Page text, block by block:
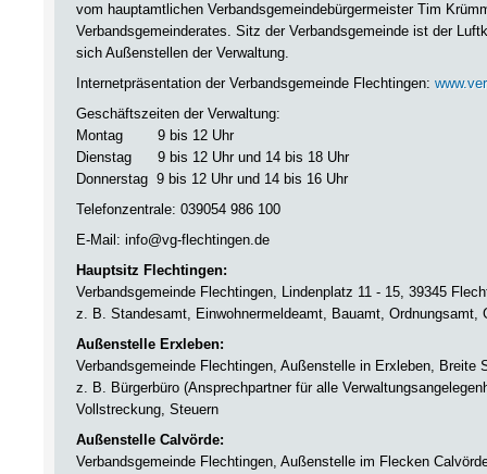
vom hauptamtlichen Verbandsgemeindebürgermeister Tim
Verbandsgemeinderates. Sitz der Verbandsgemeinde ist der
sich Außenstellen der Verwaltung.
Internetpräsentation der Verbandsgemeinde Flechtingen:
Geschäftszeiten der Verwaltung:
Montag 9 bis 12 Uhr
Dienstag 9 bis 12 Uhr und 14 bis 18 Uhr
Donnerstag 9 bis 12 Uhr und 14 bis 16 Uhr
Telefonzentrale: 039054 986 100
E-Mail: info@vg-flechtingen.de
Hauptsitz Flechtingen:
Verbandsgemeinde Flechtingen, Lindenplatz 11 - 15, 39345
z. B. Standesamt, Einwohnermeldeamt, Bauamt, Ordnungsamt,
Außenstelle Erxleben:
Verbandsgemeinde Flechtingen, Außenstelle in Erxleben, Breite
z. B. Bürgerbüro (Ansprechpartner für alle
Vollstreckung, Steuern
Außenstelle Calvörde:
Verbandsgemeinde Flechtingen, Außenstelle im Flecken